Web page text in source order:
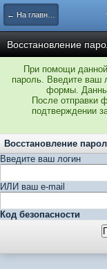
← На главную
Восстановление
При помощи
пароль. Введите ваш
формы.
После отправки
подтверждении
Восстановление
Введите ваш логин
ИЛИ ваш e-mail
Код безопасности